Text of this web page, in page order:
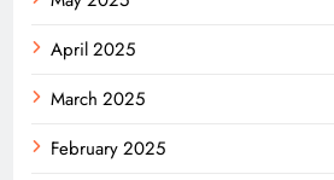
April 2025
March 2025
February 2025